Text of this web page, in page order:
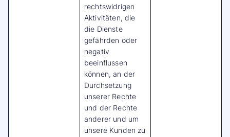
rechtswidrigen
Aktivitäten, die
die Dienste
gefährden oder
negativ
beeinflussen
können, an der
Durchsetzung
unserer Rechte
und der Rechte
anderer und um
unsere Kunden zu